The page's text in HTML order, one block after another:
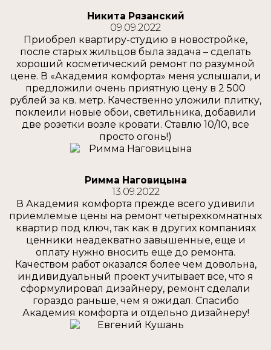
Никита Рязанский
09.09.2022
Приобрел квартиру-студию в новостройке,
после старых жильцов была задача – сделать
хороший косметический ремонт по разумной
цене. В «Академия комфорта» меня услышали, и
предложили очень приятную цену в 2 500
рублей за кв. метр. Качественно уложили плитку,
поклеили новые обои, светильника, добавили
две розетки возле кровати. Ставлю 10/10, все
просто огонь!)
Римма Наговицына
13.09.2022
В Академия комфорта прежде всего удивили
приемлемые цены на ремонт четырехкомнатных
квартир под ключ, так как в других компаниях
ценники неадекватно завышенные, еще и
оплату нужно вносить еще до ремонта.
Качеством работ оказался более чем довольна,
индивидуальный проект учитывает все, что я
сформулировал дизайнеру, ремонт сделали
гораздо раньше, чем я ожидал. Спасибо
Академия комфорта и отдельно дизайнеру!